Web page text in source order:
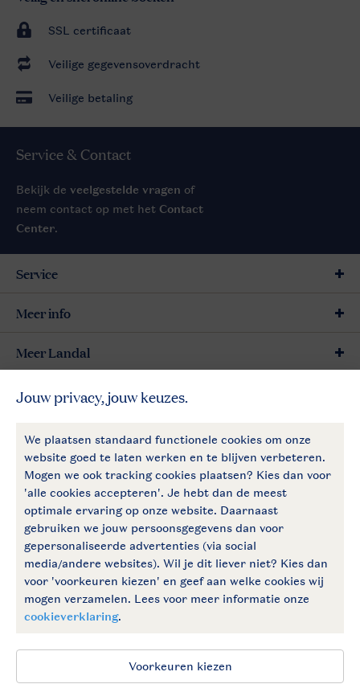
SSL certificaat
Veilige gegevensoverdracht
Veilige betaling
Service & Contact
Bekijk de veelgestelde vragen of
neem contact op met het Contact
Center.
Follow Us
facebookinstagram
Vakantietips & inspiratie?
Service
Meer info
Meer Landal
Betaalmogelijkheden
Toegankelijkheid © 2026 Landal